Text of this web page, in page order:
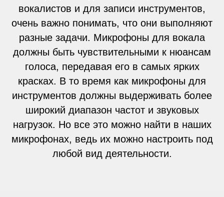
вокалистов и для записи инструментов,
очень важно понимать, что они выполняют
разные задачи. Микрофоны для вокала
должны быть чувствительными к нюансам
голоса, передавая его в самых ярких
красках. В то время как микрофоны для
инструментов должны выдерживать более
широкий диапазон частот и звуковых
нагрузок. Но все это можно найти в наших
микрофонах, ведь их можно настроить под
любой вид деятельности.